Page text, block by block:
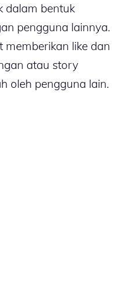
dalam bentuk
pengguna lainnya.
memberikan like dan
atau story
oleh pengguna lain.